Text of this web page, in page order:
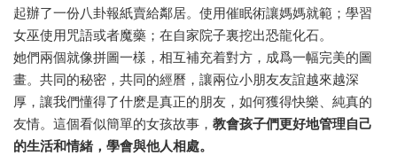
起辦了一份八卦報紙賣給鄰居。使用催眠術讓媽媽就範；學習
女巫使用咒語或者魔藥；在自家院子裏挖出恐龍化石。
她們兩個就像拼圖一樣，相互補充着對方，成爲一幅完美的圖
畫。共同的秘密，共同的經曆，讓兩位小朋友友誼越來越深
厚，讓我們懂得了什麽是真正的朋友，如何獲得快樂、純真的
友情。這個看似簡單的女孩故事， 教會孩子們更好地管理自己
的生活和情緒，學會與他人相處。